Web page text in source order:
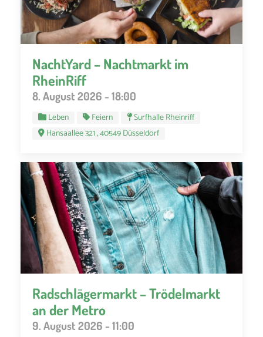
NachtYard – Nachtmarkt im
RheinRiff
8. August 2026 - 18:00
Leben Feiern
Surfhalle Rheinriff
Hansaallee 321 , 40549 Düsseldorf
Radschlägermarkt – Trödelmarkt
an der Metro
9. August 2026 - 11:00